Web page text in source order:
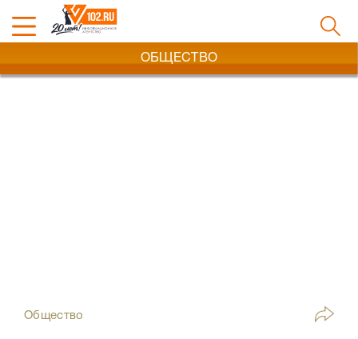
ОБЩЕСТВО
Общество